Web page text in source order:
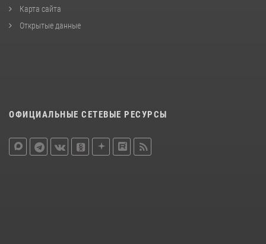
Карта сайта
Открытые данные
ОФИЦИАЛЬНЫЕ СЕТЕВЫЕ РЕСУРСЫ